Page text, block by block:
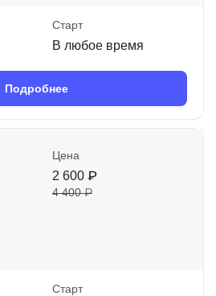
Старт
В любое время
Подробнее
Цена
2 600 ₽
4 400 ₽
Старт